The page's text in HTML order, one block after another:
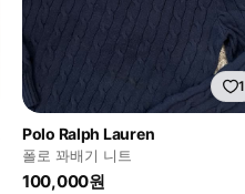
1
Polo Ralph Lauren
폴로 꽈배기 니트
100,000원